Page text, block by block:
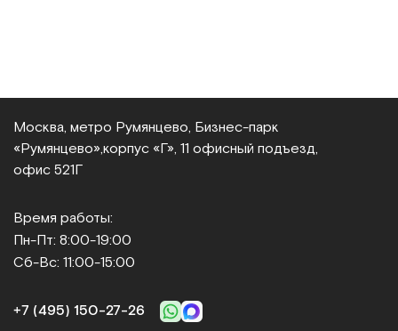
Москва, метро Румянцево, Бизнес‑парк
«Румянцево», корпус «Г», 11 офисный подъезд,
офис 521Г
Время работы:
Пн-Пт: 8:00-19:00
Сб-Вс: 11:00-15:00
+7 (495) 150‑27‑26